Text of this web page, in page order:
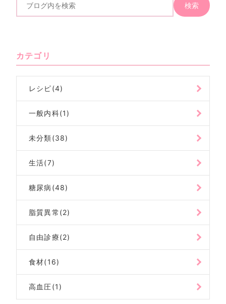
を
検索
カテゴリ
レシピ(4)
一般内科(1)
未分類(38)
生活(7)
糖尿病(48)
脂質異常(2)
自由診療(2)
食材(16)
高血圧(1)